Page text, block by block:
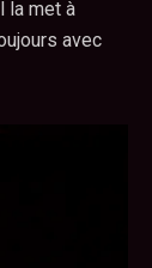
la met à
avec